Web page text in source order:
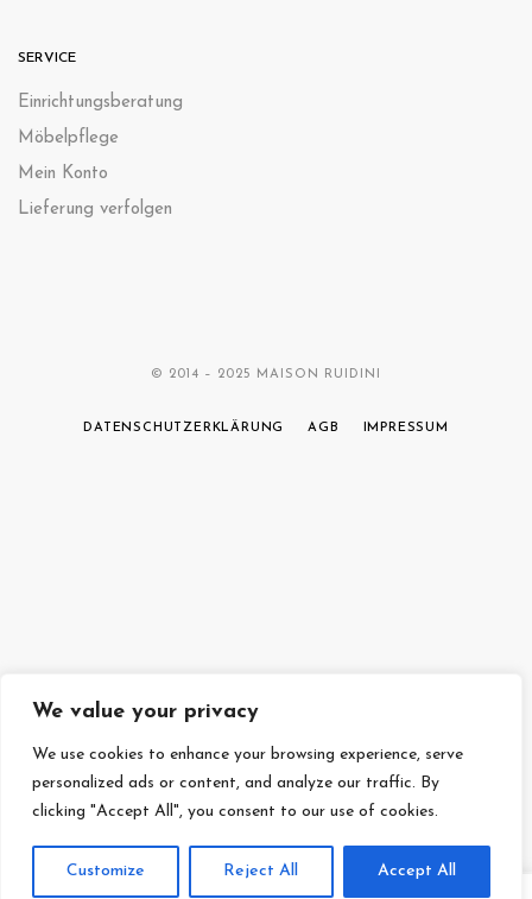
We value your privacy
We use cookies to enhance your browsing experience, serve
personalized ads or content, and analyze our traffic. By
clicking "Accept All", you consent to our use of cookies.
Customize Reject All Accept All
SERVICE
Einrichtungsberatung
Möbelpflege
Mein Konto
Lieferung verfolgen
© 2014 – 2025 MAISON RUIDINI
DATENSCHUTZERKLÄRUNG AGB IMPRESSUM